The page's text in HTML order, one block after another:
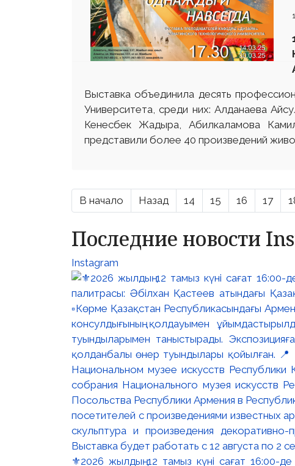
Выставка объединила десять
Университета, среди них: Алданаева
Кенесбек Жадыра, Абилкаламова
представили более 40 произведений
В начало Назад 14 15 16 17
Последние новости
Instagram
⚜️2026 жылдың 12 тамыз күні сағат 16:00-